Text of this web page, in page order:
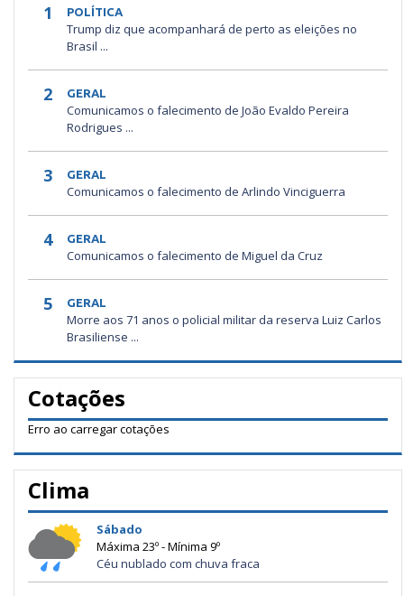
1 POLÍTICA
Trump diz que acompanhará de perto as eleições no
Brasil ...
2 GERAL
Comunicamos o falecimento de João Evaldo Pereira
Rodrigues ...
3 GERAL
Comunicamos o falecimento de Arlindo Vinciguerra
4 GERAL
Comunicamos o falecimento de Miguel da Cruz
5 GERAL
Morre aos 71 anos o policial militar da reserva Luiz Carlos
Brasiliense ...
Cotações
Erro ao carregar cotações
Clima
Sábado
Máxima 23º - Mínima 9º
Céu nublado com chuva fraca